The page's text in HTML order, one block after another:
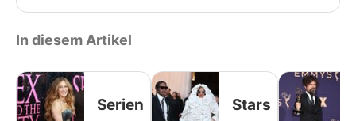
In diesem Artikel
Serien Stars